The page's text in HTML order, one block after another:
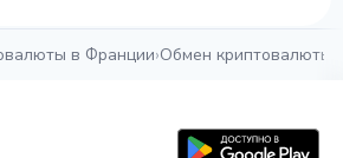
в Франции›Обмен криптовалюты